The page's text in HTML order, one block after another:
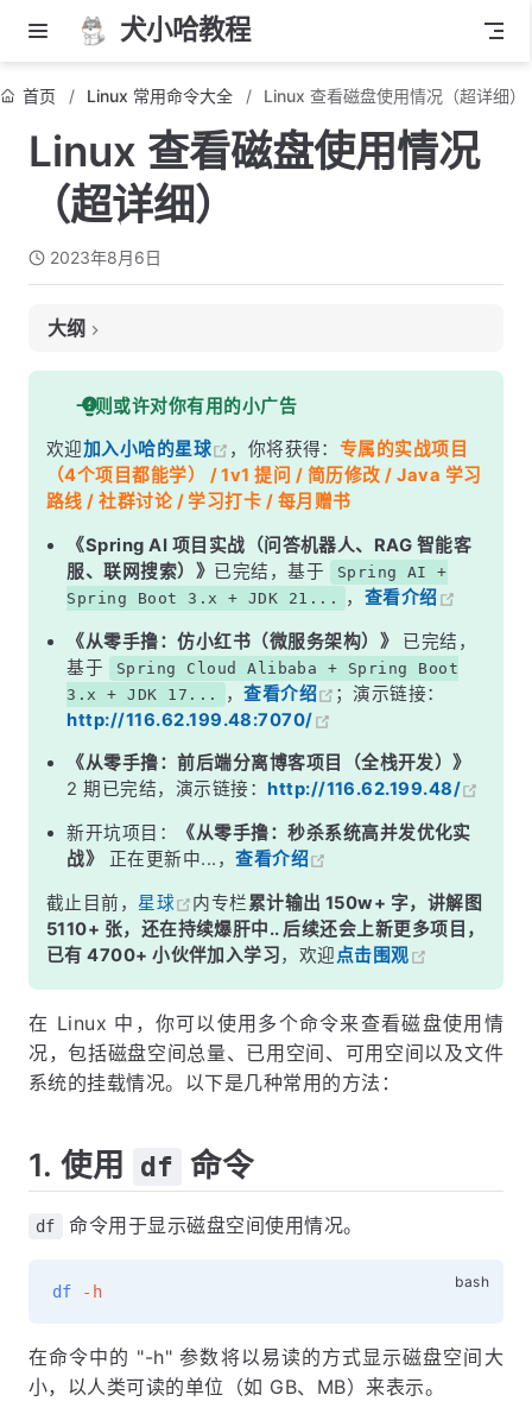
犬小哈教程
首页 Linux 常用命令大全 Linux 查看磁盘使用情况（超详细）
Linux 查看磁盘使用情况
（超详细）
2023年8月6日
大纲
1. 使用 df 命令
2. 使用 du 命令
3. 使用 lsblk 命令
4. 使用 fdisk 命令
注意事项：
一则或许对你有用的小广告
欢迎加入小哈的星球 ，你将获得： 专属的实战项目
（4个项目都能学） / 1v1 提问 / 简历修改 / Java 学习
路线 / 社群讨论 / 学习打卡 / 每月赠书
《Spring AI 项目实战（问答机器人、RAG 智能客
服、联网搜索）》 已完结，基于
Spring AI +
Spring Boot 3.x + JDK 21...
， 查看介绍
《从零手撸：仿小红书（微服务架构）》
已完结，
基于
Spring Cloud Alibaba + Spring Boot
3.x + JDK 17...
，查看介绍
；演示链接：
http://116.62.199.48:7070/
《从零手撸：前后端分离博客项目（全栈开发）》
2 期已完结，演示链接： http://116.62.199.48/
新开坑项目：
《从零手撸：秒杀系统高并发优化实
战》
正在更新中...，查看介绍
截止目前， 星球 内专栏累计输出 150w+ 字，讲解图
5110+ 张，还在持续爆肝中.. 后续还会上新更多项目，
已有 4700+ 小伙伴加入学习，欢迎点击围观
在 Linux 中，你可以使用多个命令来查看磁盘使用情
况，包括磁盘空间总量、已用空间、可用空间以及文件
系统的挂载情况。以下是几种常用的方法：
1. 使用 df 命令
df 命令用于显示磁盘空间使用情况。
df -h
在命令中的 "-h" 参数将以易读的方式显示磁盘空间大
小，以人类可读的单位（如 GB、MB）来表示。